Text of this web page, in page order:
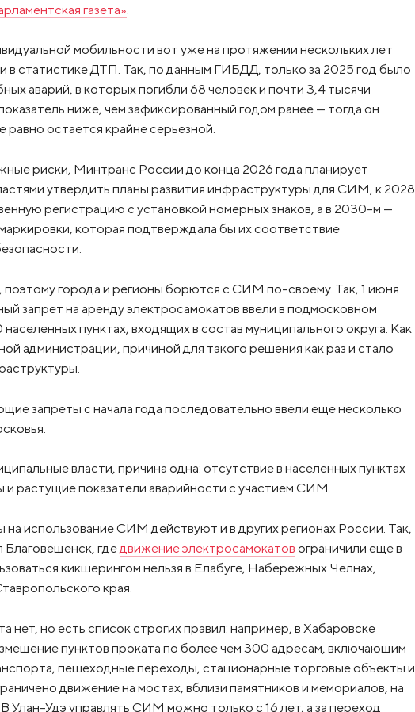
газета»
мобильности вот уже на протяжении нескольких лет
статистике ДТП. Так, по данным ГИБДД, только за 2025 год было
аварий, в которых погибли 68 человек и почти 3,4 тысячи
ниже, чем зафиксированный годом ранее — тогда он
остается крайне серьезной.
риски, Минтранс России до конца 2026 года планирует
утвердить планы развития инфраструктуры для СИМ, к 2028
регистрацию с установкой номерных знаков, а в 2030-м —
которая подтверждала бы их соответствие
города и регионы борются с СИМ по-своему. Так, 1 июня
запрет на аренду электросамокатов ввели в подмосковном
пунктах, входящих в состав муниципального округа. Как
администрации, причиной для такого решения как раз и стало
запреты с начала года последовательно ввели еще несколько
власти, причина одна: отсутствие в населенных пунктах
растущие показатели аварийности с участием СИМ.
использование СИМ действуют и в других регионах России. Так,
Благовещенск, гдедвижение электросамокатов ограничили еще в
кикшерингом нельзя в Елабуге, Набережных Челнах,
края.
нет, но есть список строгих правил: например, в Хабаровске
пунктов проката по более чем 300 адресам, включающим
пешеходные переходы, стационарные торговые объекты и
движение на мостах, вблизи памятников и мемориалов, на
Улан-Удэ управлять СИМ можно только с 16 лет, а за переход